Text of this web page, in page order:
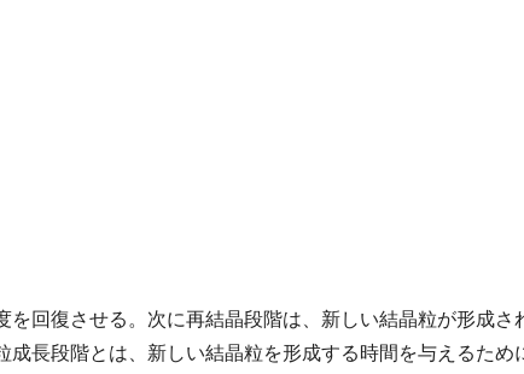
回復させる。次に再結晶段階は、新しい結晶粒が形成さ
長段階とは、新しい結晶粒を形成する時間を与えるため